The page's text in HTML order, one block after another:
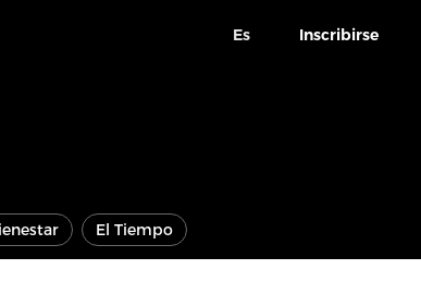
Es Inscribirse
El Tiempo